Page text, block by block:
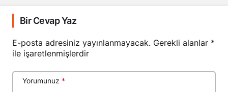
Bir Cevap Yaz
E-posta adresiniz yayınlanmayacak. Gerekli alanlar *
ile işaretlenmişlerdir
Yorumunuz *